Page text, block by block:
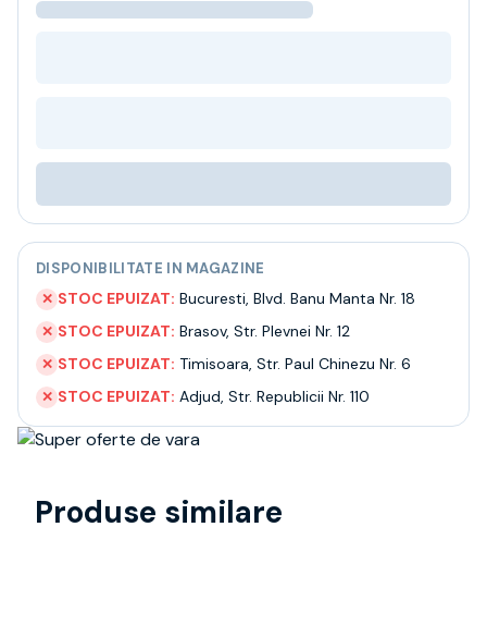
BLACK FRIDAY
Contact
Livrare
Termeni si conditii
Politica de confidentialitate
Intrebari frecvente
DISPONIBILITATE IN MAGAZINE
✕ STOC EPUIZAT: Bucuresti, Blvd. Banu Manta Nr. 18
✕ STOC EPUIZAT: Brasov, Str. Plevnei Nr. 12
✕ STOC EPUIZAT: Timisoara, Str. Paul Chinezu Nr. 6
✕ STOC EPUIZAT: Adjud, Str. Republicii Nr. 110
Produse similare